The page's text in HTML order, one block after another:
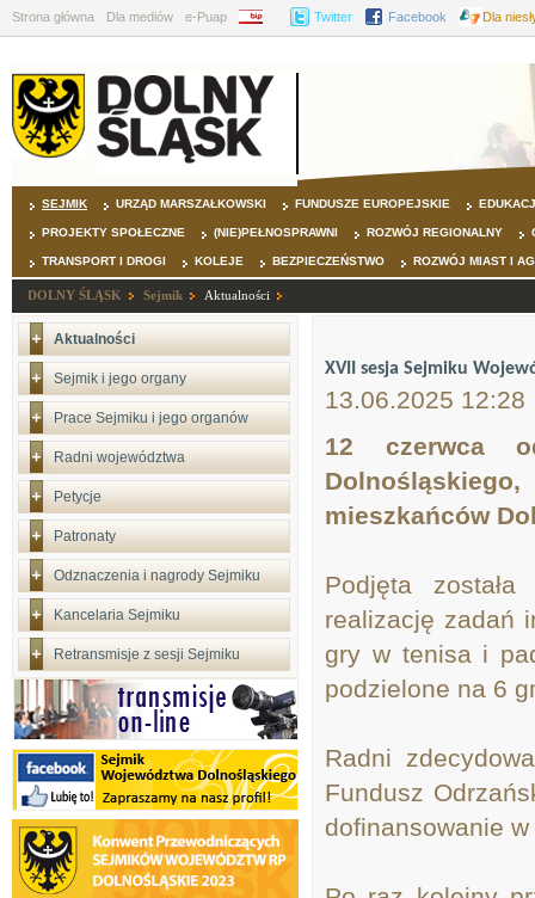
Strona główna Dla mediów e-Puap BIP Twitter Facebook Dla
SEJMIK URZĄD MARSZAŁKOWSKI FUNDUSZE EUROPEJSKIE
PROJEKTY SPOŁECZNE (NIE)PEŁNOSPRAWNI ROZWÓJ REGIONALNY
TRANSPORT I DROGI KOLEJE BEZPIECZEŃSTWO ROZWÓJ MIAST I
DOLNY ŚLĄSK Sejmik Aktualności
Aktualności
Sejmik i jego organy
Prace Sejmiku i jego organów
Radni województwa
Petycje
Patronaty
Odznaczenia i nagrody Sejmiku
Kancelaria Sejmiku
Retransmisje z sesji Sejmiku
XVII sesja Sejmiku
13.06.2025 12:28
12 czerwca
mieszkańców
Podjęta
realizację zadań
gry w tenisa i
podzielone na 6
Radni
Fundusz
dofinansowanie